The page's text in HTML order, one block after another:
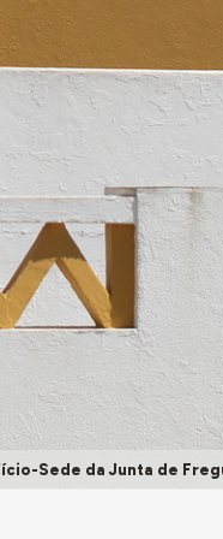
Sede da Junta de